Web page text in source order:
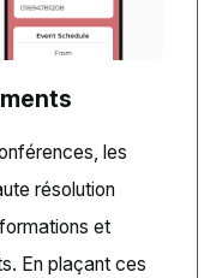
les
résolution
et
En plaçant ces